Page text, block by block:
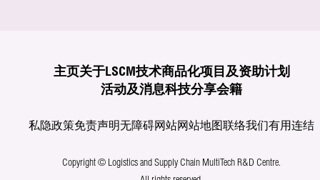
主页关于LSCM技术商品化项目及资助计划
活动及消息科技分享会籍
私隐政策免责声明无障碍网站网站地图联络我们有用连结
Copyright © Logistics and Supply Chain MultiTech R&D Centre.